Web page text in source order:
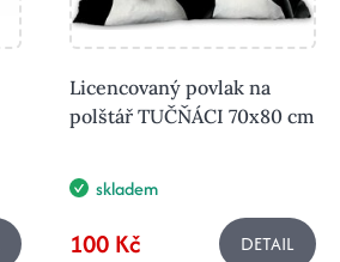
Licencovaný povlak na
polštář TUČŇÁCI 70x80 cm
skladem
100 Kč DETAIL